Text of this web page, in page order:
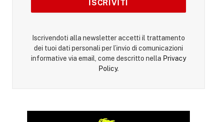
Iscrivendoti alla newsletter accetti il trattamento
dei tuoi dati personali per l’invio di comunicazioni
informative via email, come descritto nella Privacy
Policy.